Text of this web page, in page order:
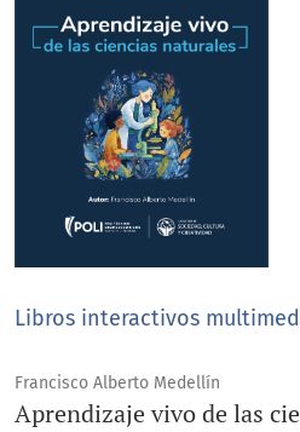
Libros interactivos
Francisco Alberto Medellín
Aprendizaje vivo de las